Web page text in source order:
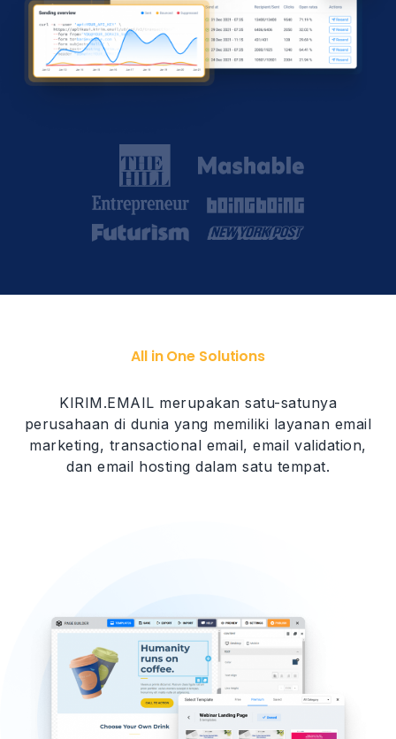
All in One Solutions
KIRIM.EMAIL merupakan satu-satunya
perusahaan di dunia yang memiliki layanan email
marketing, transactional email,email validation,
dan email hosting dalam satu tempat.